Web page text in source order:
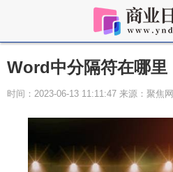
Word中分隔符在哪里
时间：2023-06-13 11:11:47 来源：聚焦网